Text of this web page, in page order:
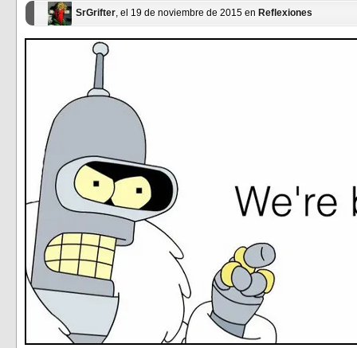
SrGrifter, el 19 de noviembre de 2015 en Reflexiones